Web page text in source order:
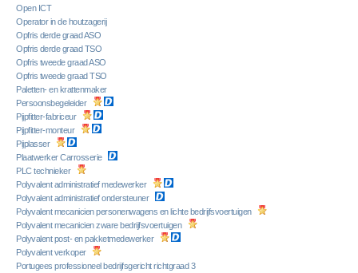
Open ICT
Operator in de houtzagerij
Opfris derde graad ASO
Opfris derde graad TSO
Opfris tweede graad ASO
Opfris tweede graad TSO
Paletten- en krattenmaker
Persoonsbegeleider
Pijpfitter-fabriceur
Pijpfitter-monteur
Pijplasser
Plaatwerker Carrosserie
PLC technieker
Polyvalent administratief medewerker
Polyvalent administratief ondersteuner
Polyvalent mecanicien personenwagens en lichte bedrijfsvoertuigen
Polyvalent mecanicien zware bedrijfsvoertuigen
Polyvalent post- en pakketmedewerker
Polyvalent verkoper
Portugees professioneel bedrijfsgericht richtgraad 3